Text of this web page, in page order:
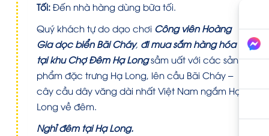
Tối: Đến nhà hàng dùng bữa tối.
Quý khách tự do dạo chơi Công viên Hoàng
Gia dọc biển Bãi Cháy, đi mua sắm hàng hóa
tại khu Chợ Đêm Hạ Longsầm uất với các sản
phẩm đặc trưng Hạ Long, lên cầu Bãi Cháy –
cây cầu dây văng dài nhất Việt Nam ngắm Hạ
Long về đêm.
Nghỉ đêm tại Hạ Long.